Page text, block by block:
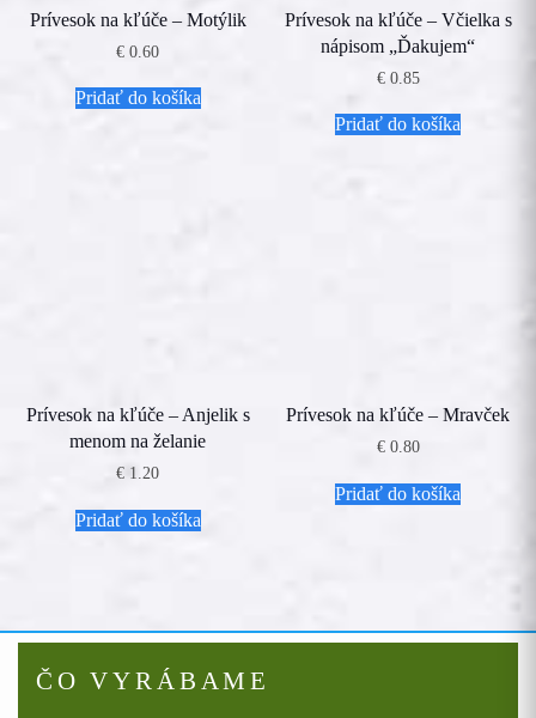
Prívesok na kľúče – Motýlik
€ 0.60
Pridať do košíka
Prívesok na kľúče – Včielka s
nápisom „Ďakujem“
€0.85
Pridať do košíka
Prívesok na kľúče – Anjelik s
menom na želanie
€ 1.20
Pridať do košíka
Prívesok na kľúče – Mravček
€0.80
Pridať do košíka
ČO VYRÁBAME